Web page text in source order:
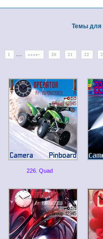
Темы для
1 .... «««← 20 21 22
226. Quad